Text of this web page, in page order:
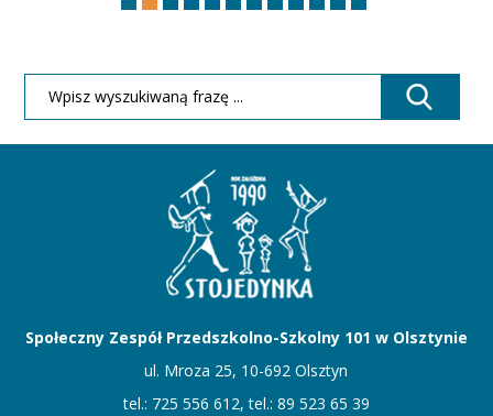
Społeczny Zespół Przedszkolno-Szkolny 101 w Olsztynie
ul. Mroza 25, 10-692 Olsztyn
tel.: 725 556 612, tel.: 89 523 65 39